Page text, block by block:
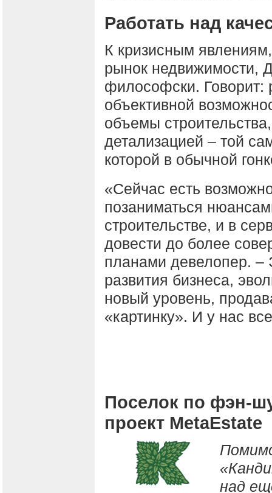
Работать над
К кризисным
рынок недвижимости,
философски. Говорит:
объективной
объемы
детализацией – той
которой в обычной
«Сейчас есть
позаниматься
строительстве, и в
довести до более
планами девелопер. –
развития бизнеса,
новый уровень,
«картинку». И у нас
Поселок по фэн-
проект MetaEstate
над